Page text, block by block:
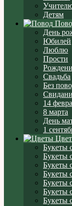
Детям
День
Юбилей
Люблю
Прости
Свадьба
Без
14
8 марта
День
1
Букеты
Букеты
Букеты
Букеты
Букеты
Букеты
Букеты